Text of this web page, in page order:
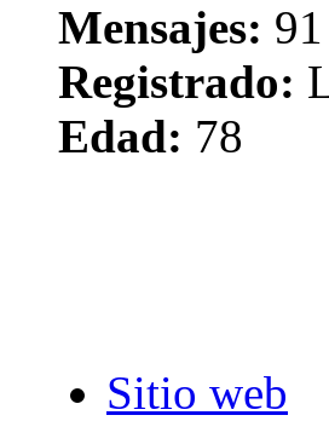
Mensajes: 91
Registrado:
Edad: 78
Sitio web